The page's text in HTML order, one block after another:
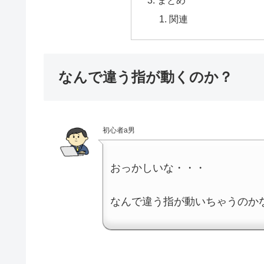
関連
なんで違う指が動くのか？
初心者a男
おっかしいな・・・
なんで違う指が動いちゃうのか